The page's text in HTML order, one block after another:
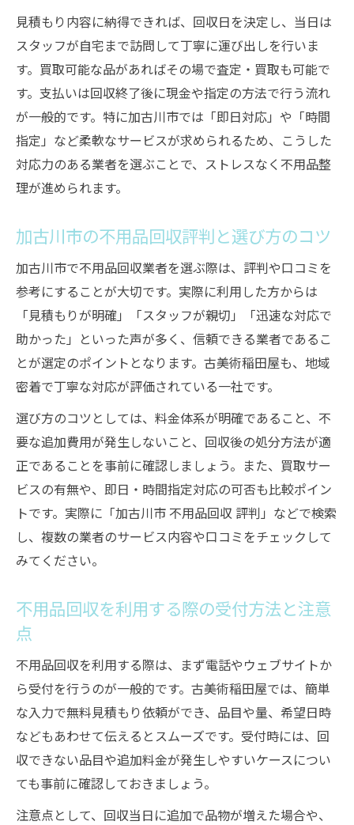
加古川市で無料回収を受ける流れを解説
不用品回収後の快適生活へ導くチェックポイン
ト
不用品回収後にやるべき整理と快適生活の
コツ
不用品回収後の掃除と整理で快適空間を実
現
不用品回収後に気を付けたい処分のポイン
ト
不用品回収後の再利用方法や片付けのヒン
ト
見積もり内容に納得できれば、回収日を決定し、当日は
スタッフが自宅まで訪問して丁寧に運び出しを行いま
す。買取可能な品があればその場で査定・買取も可能で
す。支払いは回収終了後に現金や指定の方法で行う流れ
が一般的です。特に加古川市では「即日対応」や「時間
指定」など柔軟なサービスが求められるため、こうした
対応力のある業者を選ぶことで、ストレスなく不用品整
理が進められます。
加古川市の不用品回収評判と選び方のコツ
加古川市で不用品回収業者を選ぶ際は、評判や口コミを
参考にすることが大切です。実際に利用した方からは
「見積もりが明確」「スタッフが親切」「迅速な対応で
助かった」といった声が多く、信頼できる業者であるこ
とが選定のポイントとなります。古美術稲田屋も、地域
密着で丁寧な対応が評価されている一社です。
選び方のコツとしては、料金体系が明確であること、不
要な追加費用が発生しないこと、回収後の処分方法が適
正であることを事前に確認しましょう。また、買取サー
ビスの有無や、即日・時間指定対応の可否も比較ポイン
トです。実際に「加古川市 不用品回収 評判」などで検索
し、複数の業者のサービス内容や口コミをチェックして
みてください。
不用品回収を利用する際の受付方法と注意
点
不用品回収を利用する際は、まず電話やウェブサイトか
ら受付を行うのが一般的です。古美術稲田屋では、簡単
な入力で無料見積もり依頼ができ、品目や量、希望日時
などもあわせて伝えるとスムーズです。受付時には、回
収できない品目や追加料金が発生しやすいケースについ
ても事前に確認しておきましょう。
注意点として、回収当日に追加で品物が増えた場合や、